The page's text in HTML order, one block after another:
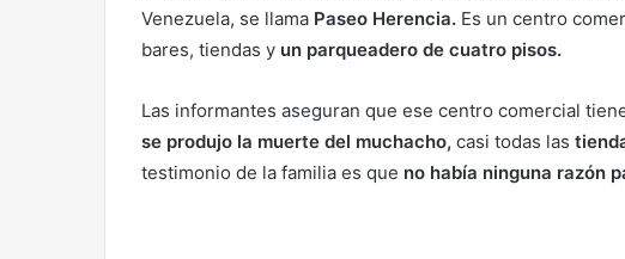
Venezuela, se llama Paseo Herencia. Es un centro
bares, tiendas y un parqueadero de cuatro pisos.
Las informantes aseguran que ese centro comercial
se produjo la muerte del muchacho, casi todas las
testimonio de la familia es que no había ninguna razón